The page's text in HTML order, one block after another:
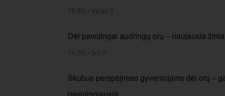
15:26 • lrytas.lt
Dėl pavojingai audringų orų – naujausia
14:50 • tv3.lt
Skubus perspėjimas gyventojams dėl orų –